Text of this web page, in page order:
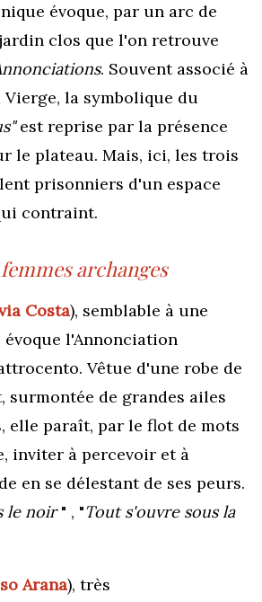
évoque, par un arc de
clos que l'on retrouve
. Souvent associé à
la symbolique du
est reprise par la présence
le plateau. Mais, ici, les trois
prisonniers d'un espace
contraint.
archanges
Costa), semblable à une
évoque l'Annonciation
Vêtue d'une robe de
surmontée de grandes ailes
elle paraît, par le flot de mots
inviter à percevoir et à
en se délestant de ses peurs.
le noir" , "Tout s'ouvre sous la
Arana), très